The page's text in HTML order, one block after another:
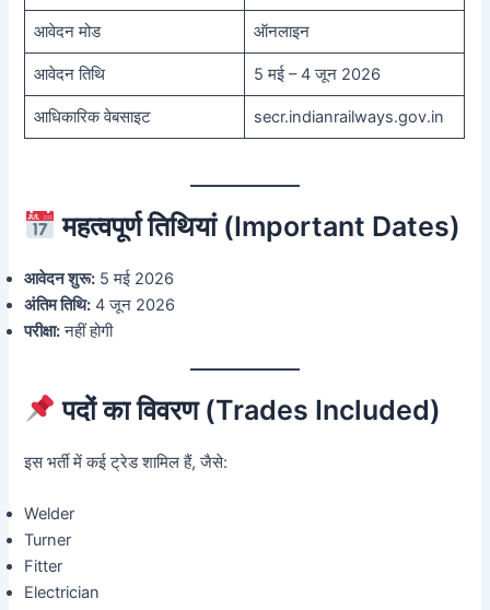
आवेदन मोड ऑनलाइन
आवेदन तिथि 5 मई – 4 जून 2026
आधिकारिक वेबसाइट secr.indianrailways.gov.in
महत्वपूर्ण तिथियां (Important Dates)
आवेदन शुरू: 5 मई 2026
अंतिम तिथि: 4 जून 2026
परीक्षा:नहीं होगी
पदों का विवरण (Trades Included)
इस भर्ती में कई ट्रेड शामिल हैं, जैसे:
Welder
Turner
Fitter
Electrician